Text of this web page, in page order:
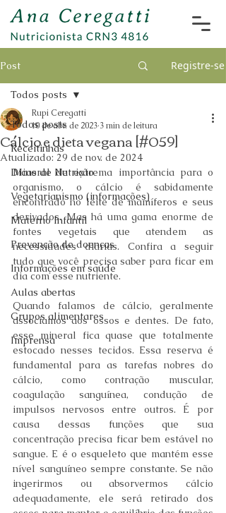
Post Registre-se
Todos posts
Receitinhas
Dicas de Nutrição
Vegetarianismo (informações)
Materno Infantil
Prevenção de doenças
Informações em saúde
Aulas abertas
Grupos alimentares
Imprensa
Todos posts
Cálcio e dieta vegana [#059]
Rupi Ceregatti
10 de abr. de 2023 3 min de leitura
Atualizado: 29 de nov. de 2024
Mineral de extrema importância para o
organismo, o cálcio é sabidamente
encontrado no leite de mamíferos e seus
derivados. Mas há uma gama enorme de
fontes vegetais que atendem as
necessidades diárias. Confira a seguir
tudo que você precisa saber para ficar em
dia com esse nutriente.
Quando falamos de cálcio, geralmente
associamos aos ossos e dentes. De fato,
esse mineral fica quase que totalmente
estocado nesses tecidos. Essa reserva é
fundamental para as tarefas nobres do
cálcio, como contração muscular,
coagulação sanguínea, condução de
impulsos nervosos entre outros. É por
causa dessas funções que sua
concentração precisa ficar bem estável no
sangue. E é o esqueleto que mantém esse
nível sanguíneo sempre constante. Se não
ingerirmos ou absorvermos cálcio
adequadamente, ele será retirado dos